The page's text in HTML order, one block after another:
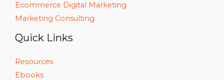
Ecommerce Digital Marketing
Marketing Consulting
Quick Links
Resources
Ebooks